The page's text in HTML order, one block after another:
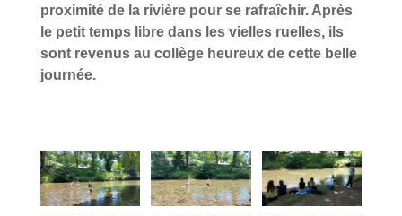
proximité de la rivière pour se rafraîchir. Après
le petit temps libre dans les vielles ruelles, ils
sont revenus au collège heureux de cette belle
journée.